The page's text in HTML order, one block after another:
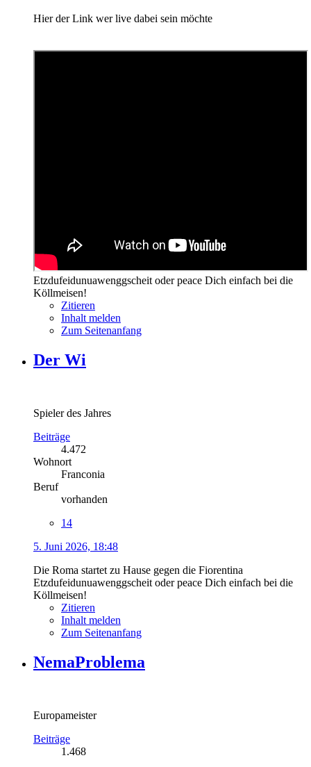
Hier der Link wer live dabei sein möchte
Etzdufeidunuawenggscheit oder peace Dich einfach bei die
Köllmeisen!
Zitieren
Inhalt melden
Zum Seitenanfang
Der Wi
Spieler des Jahres
Beiträge
4.472
Wohnort
Franconia
Beruf
vorhanden
14
5. Juni 2026, 18:48
Die Roma startet zu Hause gegen die Fiorentina
Etzdufeidunuawenggscheit oder peace Dich einfach bei die
Köllmeisen!
Zitieren
Inhalt melden
Zum Seitenanfang
NemaProblema
Europameister
Beiträge
1.468